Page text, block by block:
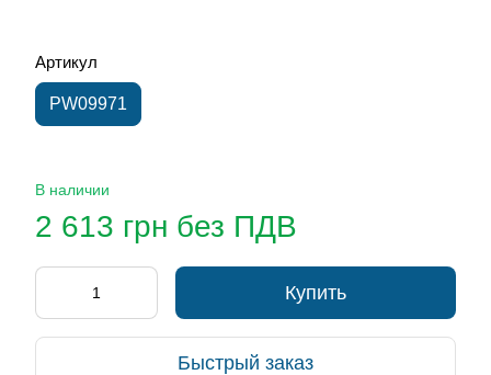
Артикул
PW09971
В наличии
2 613 грн без ПДВ
Купить
Быстрый заказ